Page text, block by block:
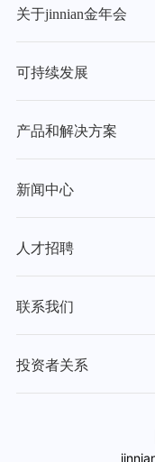
关于jinnian金年会
可持续发展
产品和解决方案
新闻中心
人才招聘
联系我们
投资者关系